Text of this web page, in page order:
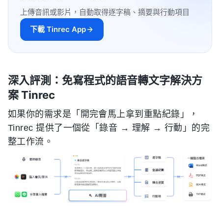
上傳音訊或影片，自動取得逐字稿、摘要與行動項目
下載 Tinrec App
深入評測：免寫程式的語音轉文字解決方
案 Tinrec
如果你的需求是「開完會馬上拿到重點紀錄」，
Tinrec 提供了一個從「錄音 → 理解 → 行動」的完
整工作流。